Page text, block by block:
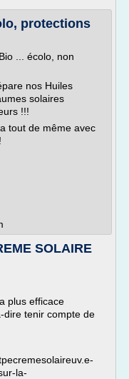
protections
... écolo, non
nos Huiles
solaires
!!!
tout de même avec
SOLAIRE
efficace
dire tenir compte de
la-